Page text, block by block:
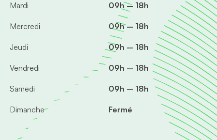
Mardi 09h – 18h
Mercredi 09h – 18h
Jeudi 09h – 18h
Vendredi 09h – 18h
Samedi 09h – 18h
Dimanche Fermé